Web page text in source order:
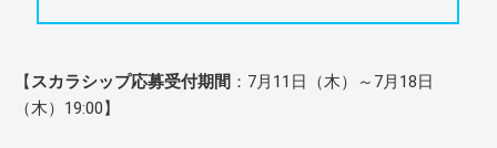
【スカラシップ応募受付期間 ：7月11日（木）～7月18日
（木）19:00】